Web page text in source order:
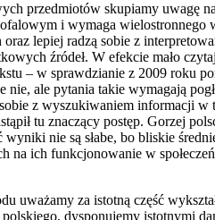
przedmiotów skupiamy uwagę
i wymaga
lepiej radzą sobie z
źródeł. W efekcie mało
– w sprawdzianie z 2009 roku
nie, ale pytania takie wymagają
z wyszukiwaniem informacji
tu znaczący postęp. Gorzej
nie są słabe, bo bliskie
na ich funkcjonowanie w
uważamy za istotną część
dysponujemy istotnymi